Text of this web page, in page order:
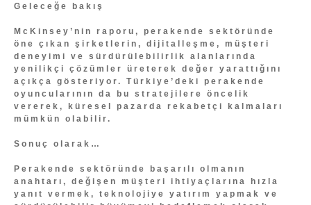
Geleceğe bakış
McKinsey’nin raporu, perakende sektöründe
öne çıkan şirketlerin, dijitalleşme, müşteri
deneyimi ve sürdürülebilirlik alanlarında
yenilikçi çözümler üreterek değer yarattığını
açıkça gösteriyor. Türkiye’deki perakende
oyuncularının da bu stratejilere öncelik
vererek, küresel pazarda rekabetçi kalmaları
mümkün olabilir.
Sonuç olarak…
Perakende sektöründe başarılı olmanın
anahtarı, değişen müşteri ihtiyaçlarına hızla
yanıt vermek, teknolojiye yatırım yapmak ve